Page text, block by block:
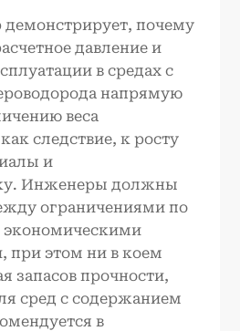
почему
давление и
в средах с
напрямую
веса
следствие, к росту
и
Инженеры должны
ограничениями по
при этом ни в коем
запасов прочности,
сред с содержанием
в